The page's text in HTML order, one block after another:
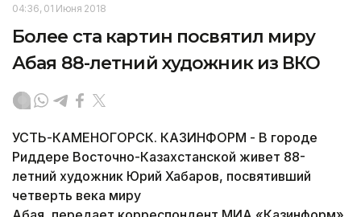
04:36, 01 Июня 2018
Более ста картин посвятил миру
Абая 88-летний художник из ВКО
УСТЬ-КАМЕНОГОРСК. КАЗИНФОРМ - В городе
Риддере Восточно-Казахстанской живет 88-
летний художник Юрий Хабаров, посвятивший
четверть века миру